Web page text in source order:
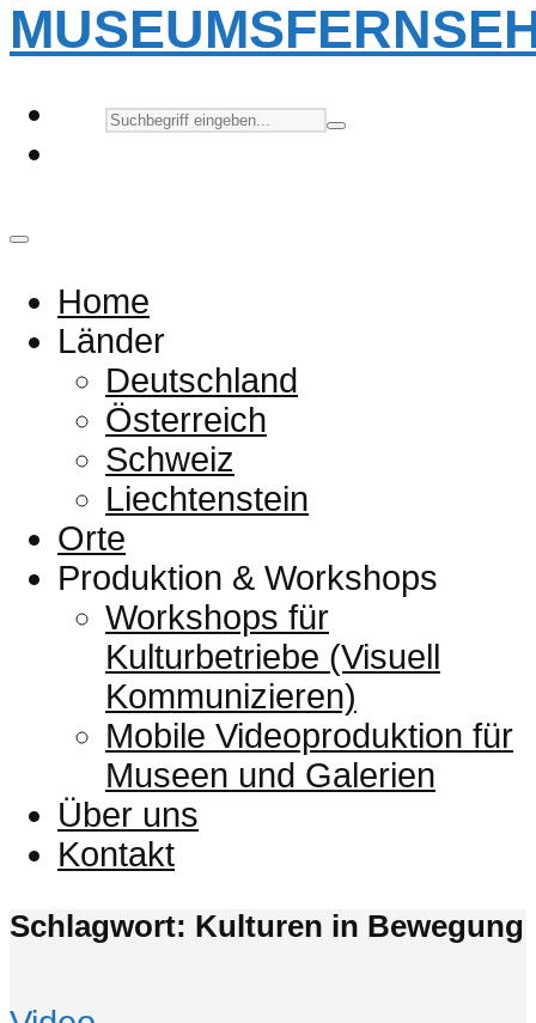
Home
Länder
Deutschland
Österreich
Schweiz
Liechtenstein
Orte
Produktion & Workshops
Workshops für
Kulturbetriebe (Visuell
Kommunizieren)
Mobile Videoproduktion für
Museen und Galerien
Über uns
Kontakt
Schlagwort: Kulturen in Bewegung